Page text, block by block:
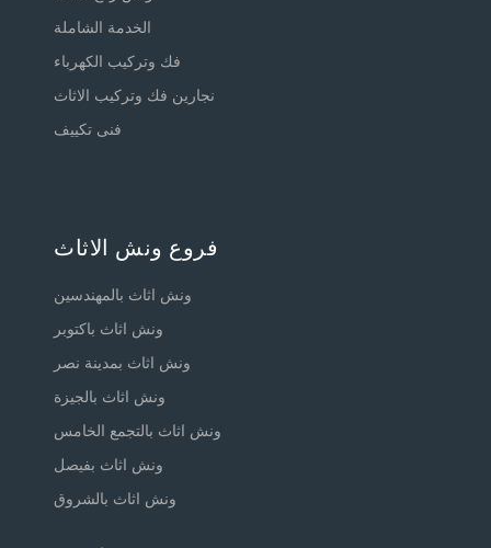
الخدمة الشاملة
فك وتركيب الكهرباء
نجارين فك وتركيب الاثاث
فنى تكييف
فروع ونش الاثاث
ونش اثاث بالمهندسين
ونش اثاث باكتوبر
ونش اثاث بمدينة نصر
ونش اثاث بالجيزة
ونش اثاث بالتجمع الخامس
ونش اثاث بفيصل
ونش اثاث بالشروق